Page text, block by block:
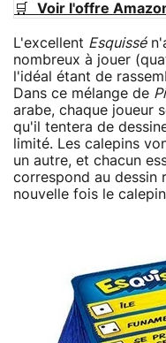
🛒 Voir l'offre
L'excellent Esquissé
nombreux à jouer
l'idéal étant de
Dans ce mélange de
arabe, chaque joueur
qu'il tentera de
limité. Les calepins
un autre, et chacun
correspond au dessin
nouvelle fois le